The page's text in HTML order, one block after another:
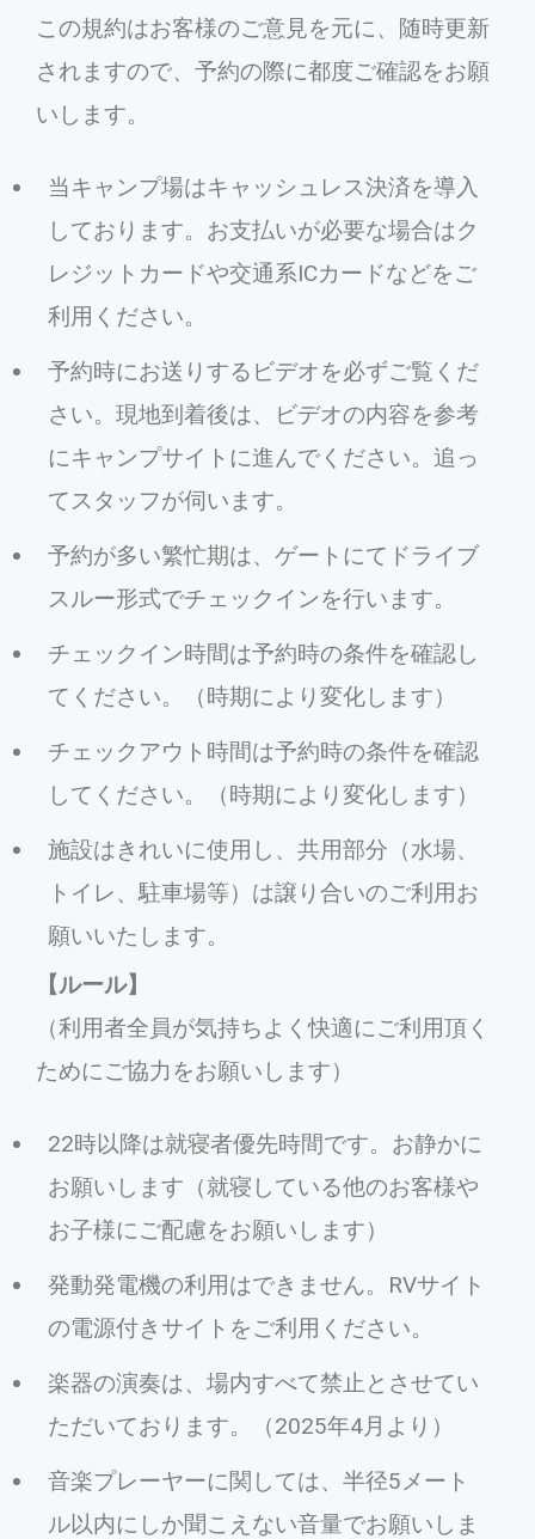
この規約はお客様のご意見を元に、随時更新
されますので、予約の際に都度ご確認をお願
いします。
当キャンプ場はキャッシュレス決済を導入
しております。お支払いが必要な場合はク
レジットカードや交通系ICカードなどをご
利用ください。
予約時にお送りするビデオを必ずご覧くだ
さい。現地到着後は、ビデオの内容を参考
にキャンプサイトに進んでください。追っ
てスタッフが伺います。
予約が多い繁忙期は、ゲートにてドライブ
スルー形式でチェックインを行います。
チェックイン時間は予約時の条件を確認し
てください。（時期により変化します）
チェックアウト時間は予約時の条件を確認
してください。（時期により変化します）
施設はきれいに使用し、共用部分（水場、
トイレ、駐車場等）は譲り合いのご利用お
願いいたします。
【ルール】
（利用者全員が気持ちよく快適にご利用頂く
ためにご協力をお願いします）
22時以降は就寝者優先時間です。お静かに
お願いします（就寝している他のお客様や
お子様にご配慮をお願いします）
発動発電機の利用はできません。RVサイト
の電源付きサイトをご利用ください。
楽器の演奏は、場内すべて禁止とさせてい
ただいております。（2025年4月より）
音楽プレーヤーに関しては、半径5メート
ル以内にしか聞こえない音量でお願いしま